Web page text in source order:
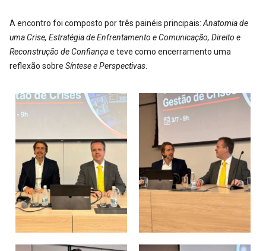
A encontro foi composto por três painéis principais: Anatomia de
uma Crise, Estratégia de Enfrentamento e Comunicação, Direito e
Reconstrução de Confiançae teve como encerramento uma
reflexão sobre Síntese e Perspectivas